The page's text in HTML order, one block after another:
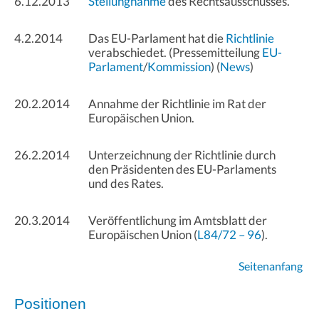
4.2.2014 Das EU-Parlament hat dieRichtlinie
verabschiedet. (PressemitteilungEU-
Parlament/Kommission) (News)
20.2.2014
Annahme der Richtlinie im Rat der
Europäischen Union.
26.2.2014
Unterzeichnung der Richtlinie durch
den Präsidenten des EU-Parlaments
und des Rates.
20.3.2014
Veröffentlichung im Amtsblatt der
Europäischen Union (L84/72 – 96).
Seitenanfang
Positionen